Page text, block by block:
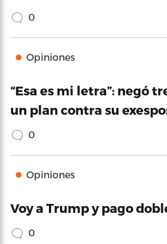
0
Opiniones
“Esa es mi letra”: negó
un plan contra su
0
Opiniones
Voy a Trump y pago
0